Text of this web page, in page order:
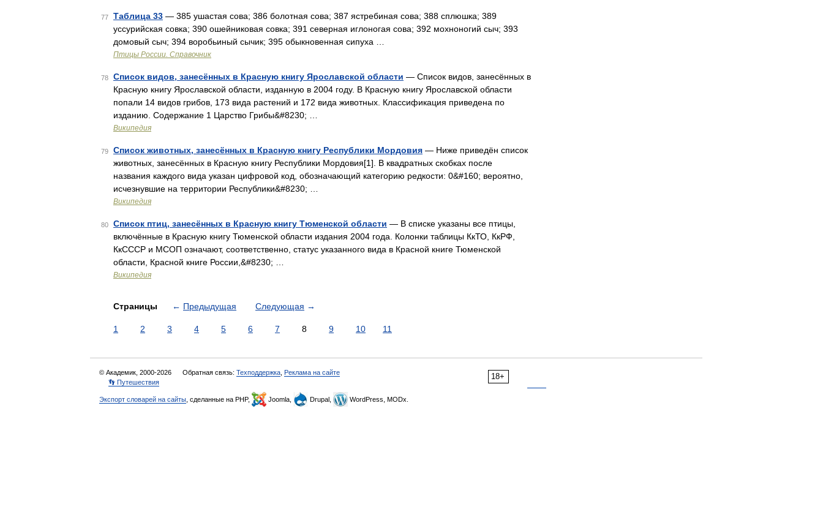
77 Таблица 33 — 385 ушастая сова; 386 болотная сова; 387 ястребиная сова; 388 сплюшка; 389
уссурийская совка; 390 ошейниковая совка; 391 северная иглоногая сова; 392 мохноногий сыч; 393
домовый сыч; 394 воробьиный сычик; 395 обыкновенная сипуха …
Птицы России. Справочник
78 Список видов, занесённых в Красную книгу Ярославской области — Список видов, занесённых в
Красную книгу Ярославской области, изданную в 2004 году. В Красную книгу Ярославской области
попали 14 видов грибов, 173 вида растений и 172 вида животных. Классификация приведена по
изданию. Содержание 1 Царство Грибы&#8230; …
Википедия
79 Список животных, занесённых в Красную книгу Республики Мордовия — Ниже приведён список
животных, занесённых в Красную книгу Республики Мордовия[1]. В квадратных скобках после
названия каждого вида указан цифровой код, обозначающий категорию редкости: 0&#160; вероятно,
исчезнувшие на территории Республики&#8230; …
Википедия
80 Список птиц, занесённых в Красную книгу Тюменской области — В списке указаны все птицы,
включённые в Красную книгу Тюменской области издания 2004 года. Колонки таблицы КкТО, КкРФ,
КкСCCP и МСОП означают, соответственно, статус указанного вида в Красной книге Тюменской
области, Красной книге России,&#8230; …
Википедия
Страницы ← Предыдущая Следующая →
1 2 3 4 5 6 7 8 9 10 11
18+
© Академик, 2000-2026 Обратная связь: Техподдержка Реклама на сайте
👣 Путешествия
Экспорт словарей на сайты , сделанные на PHP, Joomla, Drupal, WordPress, MODx.